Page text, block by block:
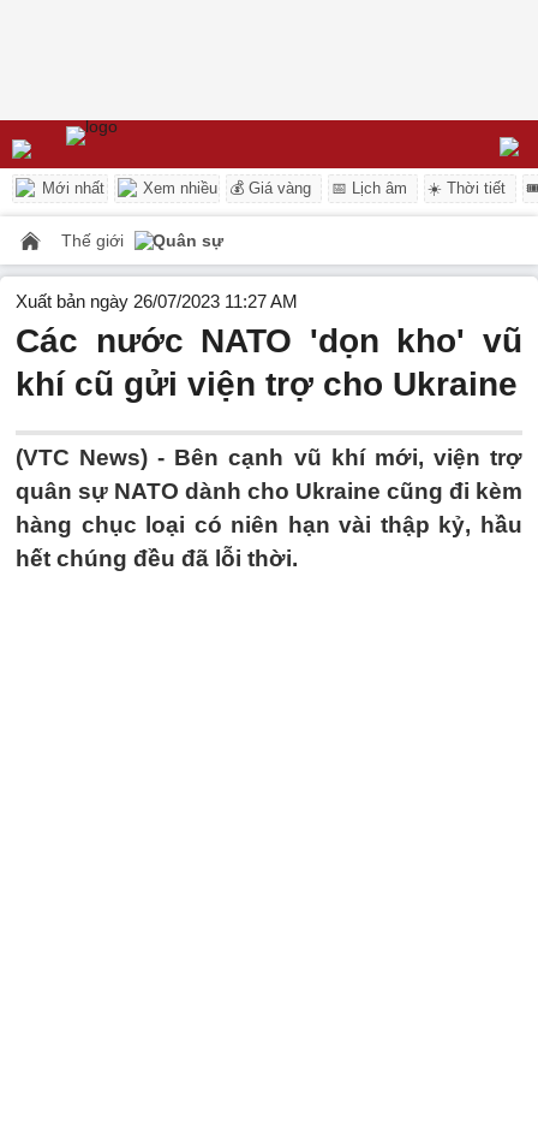
Mới nhất Xem nhiều 💰 Giá vàng 📅 Lịch âm ☀️ Thời tiết
Thế giới Quân sự
Xuất bản ngày 26/07/2023 11:27 AM
Các nước NATO 'dọn kho' vũ
khí cũ gửi viện trợ cho Ukraine
(VTC News) - Bên cạnh vũ khí mới, viện trợ
quân sự NATO dành cho Ukraine cũng đi kèm
hàng chục loại có niên hạn vài thập kỷ, hầu
hết chúng đều đã lỗi thời.